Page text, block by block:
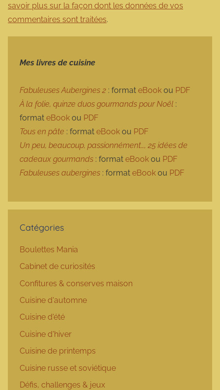
savoir plus sur la façon dont les données de vos
commentaires sont traitées.
Mes livres de cuisine
Fabuleuses Aubergines 2 : format eBook ou PDF
À la folie, quinze duos gourmands pour Noël :
format eBook ou PDF
Tous en pâte : format eBook ou PDF
Un peu, beaucoup, passionnément…, 25 idées de
cadeaux gourmands : format eBook ou PDF
Fabuleuses aubergines : format eBook ou PDF
Catégories
Boulettes Mania
Cabinet de curiosités
Confitures & conserves maison
Cuisine d'automne
Cuisine d'été
Cuisine d'hiver
Cuisine de printemps
Cuisine russe et soviétique
Défis, challenges & jeux